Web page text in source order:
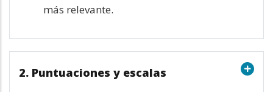
más relevante.
2. Puntuaciones y escalas